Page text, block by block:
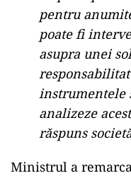
pentru
poate fi
asupra unei
instrumentele
analizeze
răspuns
Ministrul a